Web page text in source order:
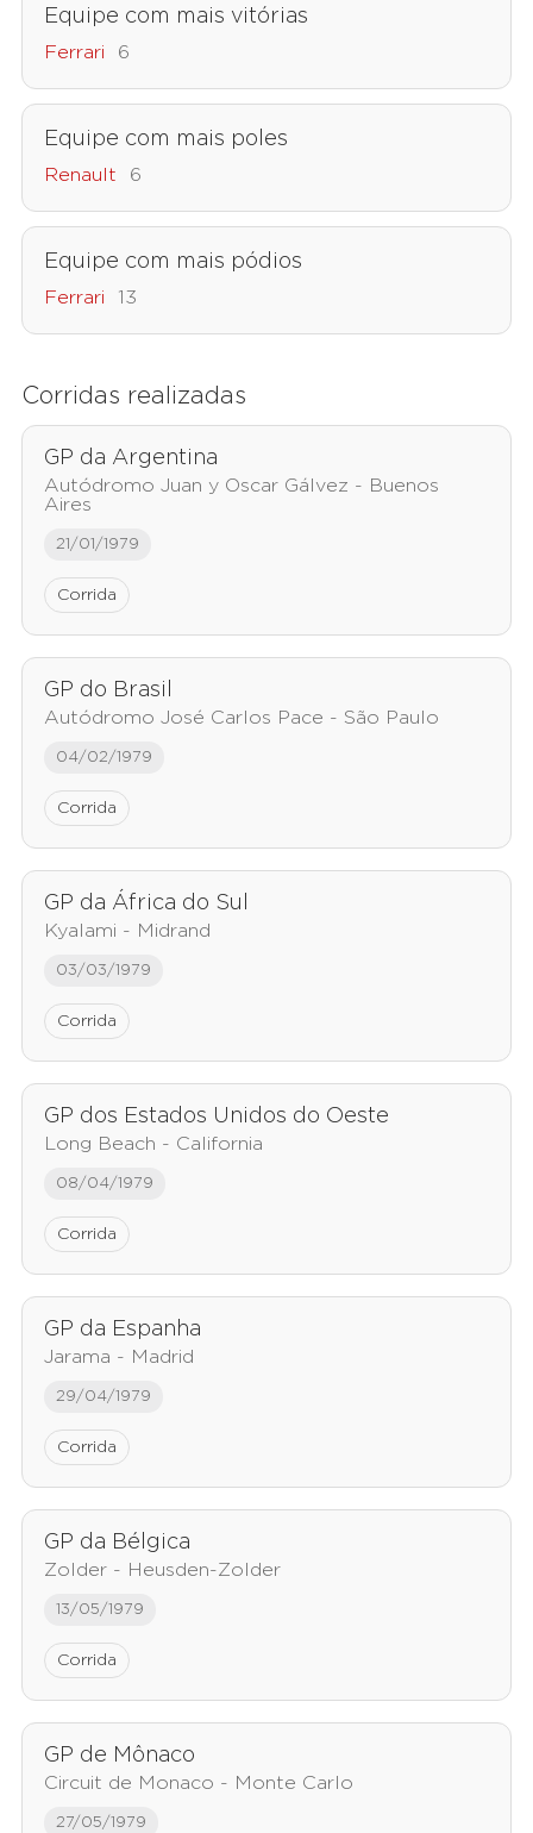
Equipe com mais vitórias
Ferrari 6
Equipe com mais poles
Renault 6
Equipe com mais pódios
Ferrari 13
Corridas realizadas
GP da Argentina
Autódromo Juan y Oscar Gálvez - Buenos
Aires
21/01/1979
Corrida
GP do Brasil
Autódromo José Carlos Pace - São Paulo
04/02/1979
Corrida
GP da África do Sul
Kyalami - Midrand
03/03/1979
Corrida
GP dos Estados Unidos do Oeste
Long Beach - California
08/04/1979
Corrida
GP da Espanha
Jarama - Madrid
29/04/1979
Corrida
GP da Bélgica
Zolder - Heusden-Zolder
13/05/1979
Corrida
GP de Mônaco
Circuit de Monaco - Monte Carlo
27/05/1979